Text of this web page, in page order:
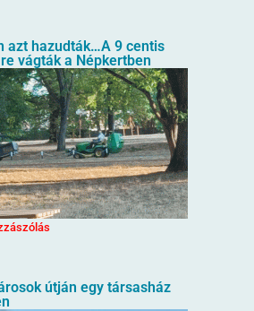
azt hazudták…A 9 centis
vágták a Népkertben
útján egy társasház